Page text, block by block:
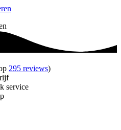
295 reviews)